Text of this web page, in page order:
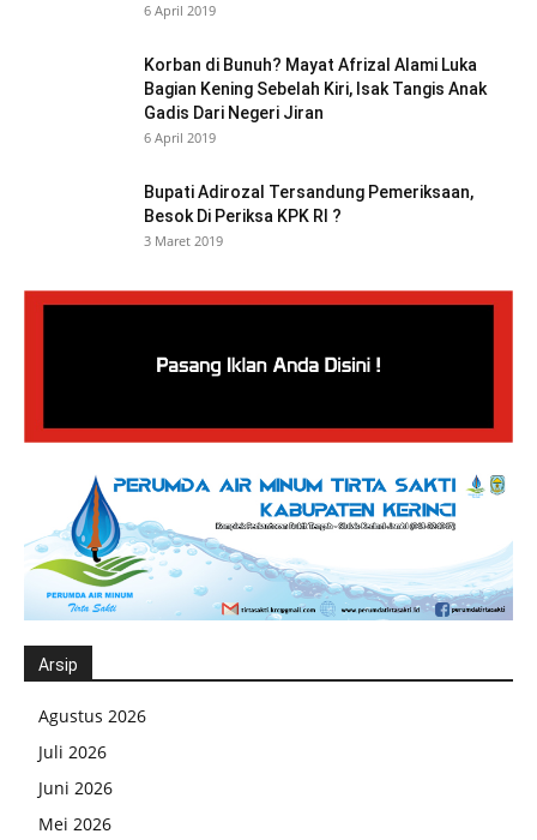
6 April 2019
Korban di Bunuh? Mayat Afrizal Alami Luka
Bagian Kening Sebelah Kiri, Isak Tangis Anak
Gadis Dari Negeri Jiran
6 April 2019
Bupati Adirozal Tersandung Pemeriksaan,
Besok Di Periksa KPK RI ?
3 Maret 2019
Arsip
Agustus 2026
Juli 2026
Juni 2026
Mei 2026